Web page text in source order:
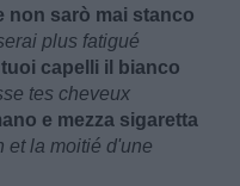
non sarò mai stanco
plus fatigué
capelli il bianco
tes cheveux
e mezza sigaretta
et la moitié d'une